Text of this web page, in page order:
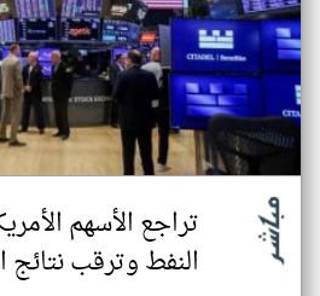
تراجع الأسهم
النفط وترقب نتائج